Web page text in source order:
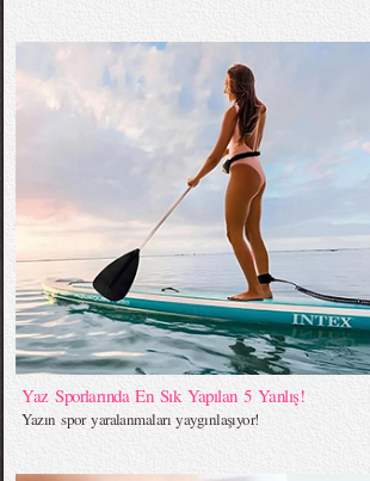
Yaz Sporlarında En Sık Yapılan 5 Yanlış!
Yazın spor yaralanmaları yaygınlaşıyor!